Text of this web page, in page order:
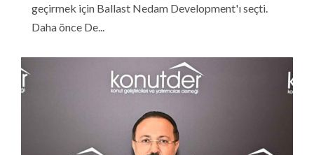
geçirmek için Ballast Nedam Development'ı seçti.
Daha önce De...